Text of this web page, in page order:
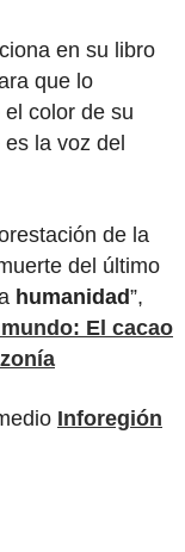
en su libro
que lo
color de su
la voz del
de la
del último
humanidad”,
El cacao
Inforegión